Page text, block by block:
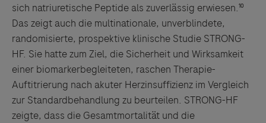
sich natriuretische Peptide als zuverlässig erwiesen.¹⁰
Das zeigt auch die multinationale, unverblindete,
randomisierte, prospektive klinische Studie STRONG-
HF. Sie hatte zum Ziel, die Sicherheit und Wirksamkeit
einer biomarkerbegleiteten, raschen Therapie-
Auftitrierung nach akuter Herzinsuffizienz im Vergleich
zur Standardbehandlung zu beurteilen. STRONG-HF
zeigte, dass die Gesamtmortalität und die